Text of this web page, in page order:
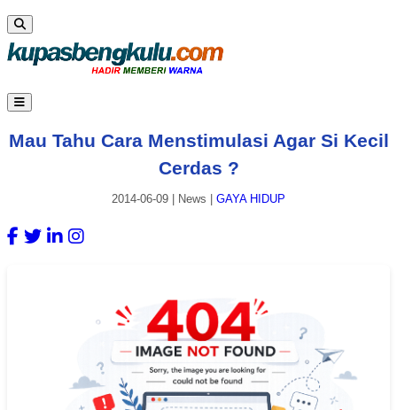
Mau Tahu Cara Menstimulasi Agar Si Kecil
Cerdas ?
2014-06-09 News GAYA HIDUP